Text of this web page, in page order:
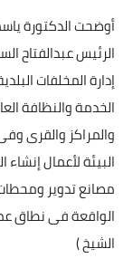
أوضحت الدكتورة
الرئيس
إدارة المخلفات
الخدمة والنظافة
والمراكز والقرى
البيئة لأعمال
مصانع تدوير
الواقعة فى نطاق
الشيخ )